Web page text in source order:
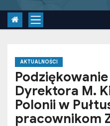
t
AKTUALNOŚCI
Dyrektora M.
Polonii w
pracownikom